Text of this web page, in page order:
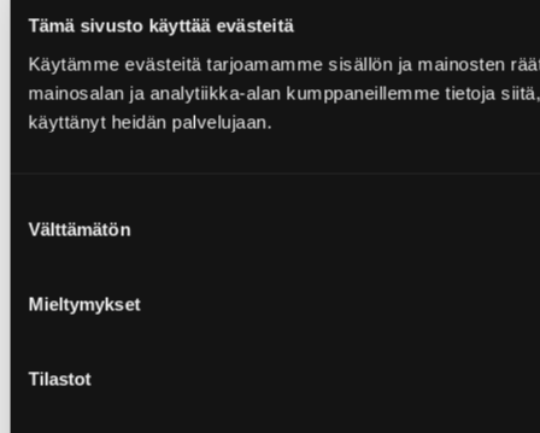
Tämä sivusto käyttää evästeitä
Käytämme evästeitä tarjoamamme sisällön ja mainosten
mainosalan ja analytiikka-alan kumppaneillemme tietoja
käyttänyt heidän palvelujaan.
valinta
Välttämätön
Mieltymykset
Tilastot